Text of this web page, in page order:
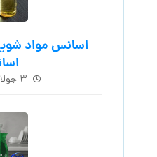
اسانس مواد
۳ جولای, ۲۰۲۴